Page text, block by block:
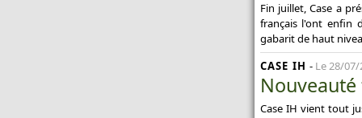
Fin juillet, Case a
français l'ont enfin
gabarit de haut
CASE IH - Le 28/07/
Case IH vient tout